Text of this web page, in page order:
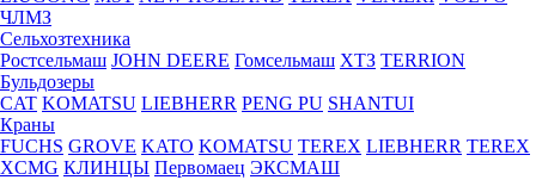
ЧЛМЗ
Сельхозтехника
Ростсельмаш JOHN DEERE Гомсельмаш ХТЗ TERRION
Бульдозеры
CAT KOMATSU LIEBHERR PENG PU SHANTUI
Краны
FUCHS GROVE KATO KOMATSU TEREX LIEBHERR TEREX
XCMG КЛИНЦЫ Первомаец ЭКСМАШ